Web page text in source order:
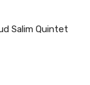
Salim Quintet